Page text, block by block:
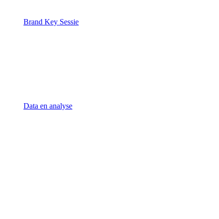
Brand Key Sessie
Data en analyse